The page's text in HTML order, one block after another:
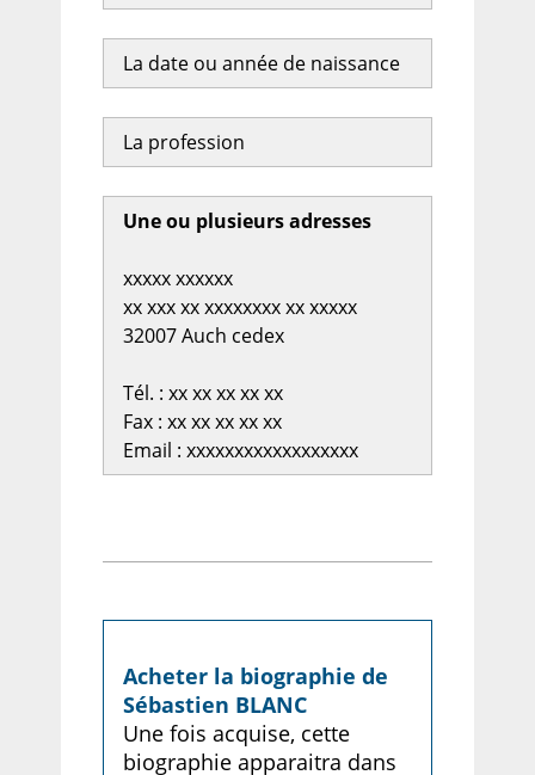
La date ou année de naissance
La profession
Une ou plusieurs adresses
xxxxx xxxxxx
xx xxx xx xxxxxxxx xx xxxxx
32007 Auch cedex
Tél. : xx xx xx xx xx
Fax : xx xx xx xx xx
Email : xxxxxxxxxxxxxxxxxx
Acheter la biographie de
Sébastien BLANC
Une fois acquise, cette
biographie apparaitra dans